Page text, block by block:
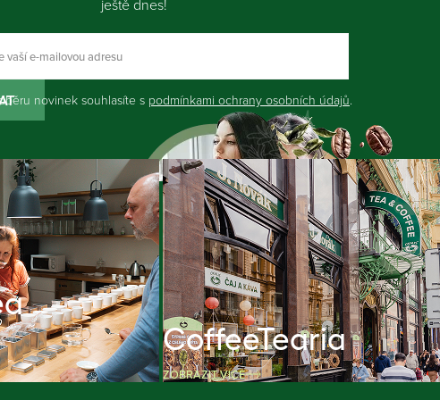
ještě dnes!
novinek souhlasíte s podmínkami ochrany osobních údajů.
CoffeeTearia
ZOBRAZIT VÍCE